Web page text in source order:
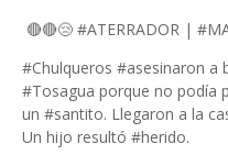
🔴🔴😢 #ATERRADOR |
#Chulqueros #asesinaron a
#Tosagua porque no podía
un #santito. Llegaron a la
Un hijo resultó #herido.